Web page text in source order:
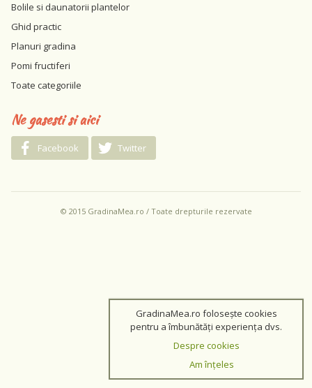
Bolile si daunatorii plantelor
Ghid practic
Planuri gradina
Pomi fructiferi
Toate categoriile
Ne gasesti si aici
Facebook Twitter
© 2015 GradinaMea.ro / Toate drepturile rezervate
GradinaMea.ro folosește cookies
pentru a îmbunătăți experiența dvs.
Despre cookies
Am înțeles